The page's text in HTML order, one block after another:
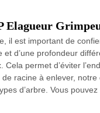
Elagueur
il est important de
d’une profondeur
permet d’éviter
racine à enlever,
d’arbre. Vous